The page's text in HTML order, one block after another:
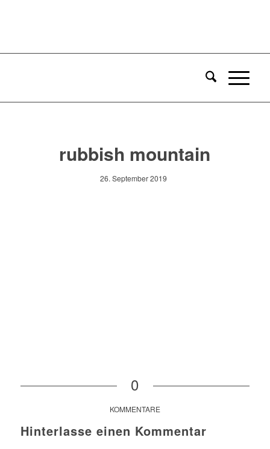
rubbish mountain
26. September 2019
0
KOMMENTARE
Hinterlasse einen Kommentar